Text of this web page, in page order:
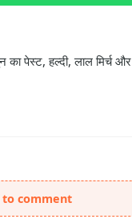
पेस्ट, हल्दी, लाल मिर्च
to comment